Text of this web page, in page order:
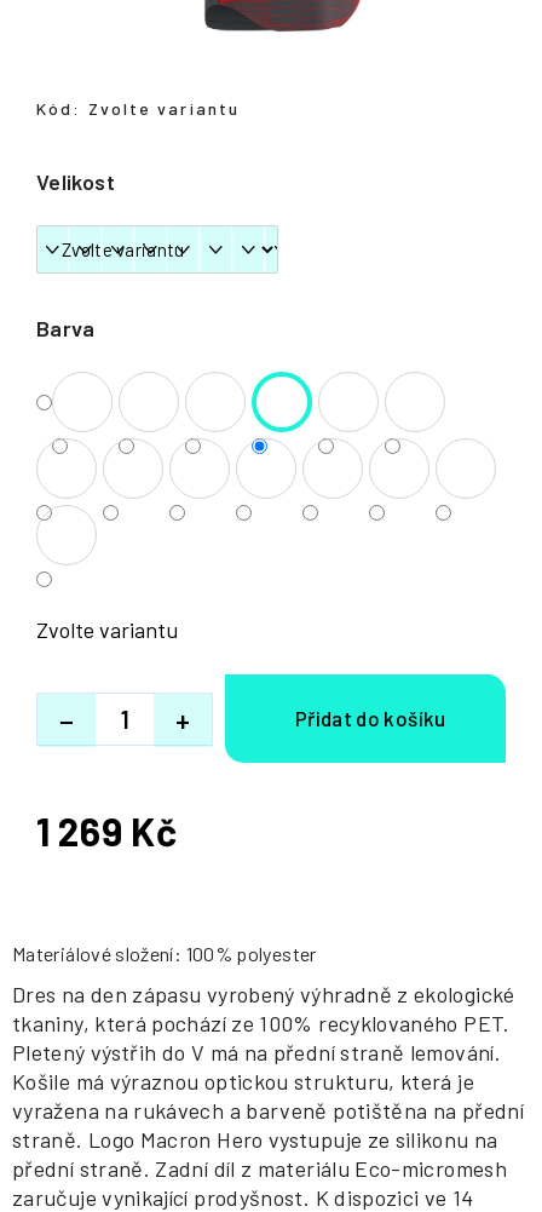
Barva
Velikost
Zvolte variantu
+
−
Kód: Zvolte variantu
1 269 Kč
Měrná
Materiálové složení: 100% polyester
Dres na den zápasu vyrobený výhradně z ekologické
tkaniny, která pochází ze 100% recyklovaného PET.
Pletený výstřih do V má na přední straně lemování.
Košile má výraznou optickou strukturu, která je
vyražena na rukávech a barveně potištěna na přední
straně. Logo Macron Hero vystupuje ze silikonu na
přední straně. Zadní díl z materiálu Eco-micromesh
zaručuje vynikající prodyšnost. K dispozici ve 14